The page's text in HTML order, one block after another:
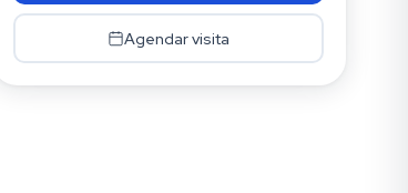
18/08Agendar visita